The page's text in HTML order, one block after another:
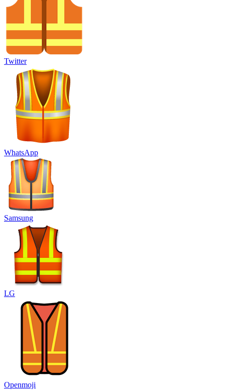
Twitter
WhatsApp
Samsung
LG
Openmoji